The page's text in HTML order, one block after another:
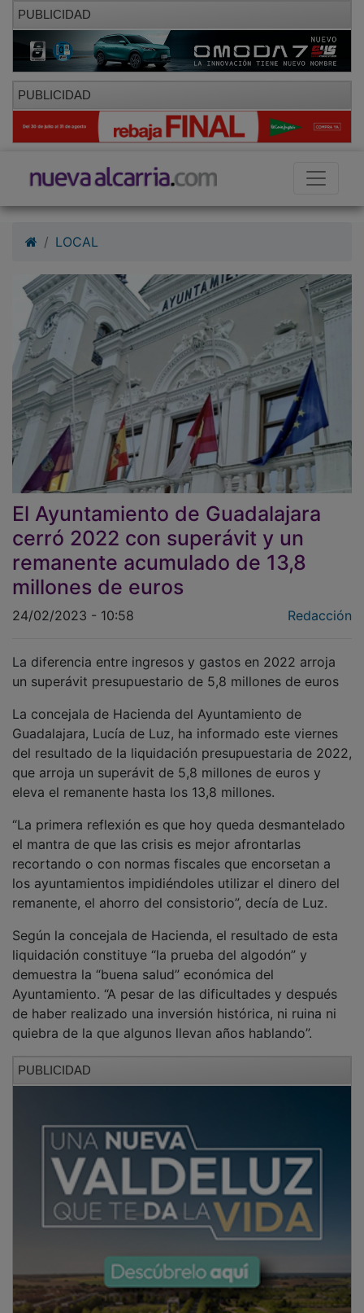
PUBLICIDAD
PUBLICIDAD
El Ayuntamiento de Guadalajara
cerró 2022 con superávit y un
remanente acumulado de 13,8
millones de euros
un superávit presupuestario de 5,8 millones de euros
Guadalajara, Lucía de Luz, ha informado este viernes
del resultado de la liquidación presupuestaria de 2022,
que arroja un superávit de 5,8 millones de euros y
eleva el remanente hasta los 13,8 millones.
el mantra de que las crisis es mejor afrontarlas
recortando o con normas fiscales que encorsetan a
los ayuntamientos impidiéndoles utilizar el dinero del
remanente, el ahorro del consistorio”, decía de Luz.
liquidación constituye “la prueba del algodón” y
demuestra la “buena salud” económica del
Ayuntamiento. “A pesar de las dificultades y después
de haber realizado una inversión histórica, ni ruina ni
quiebra de la que algunos llevan años hablando”.